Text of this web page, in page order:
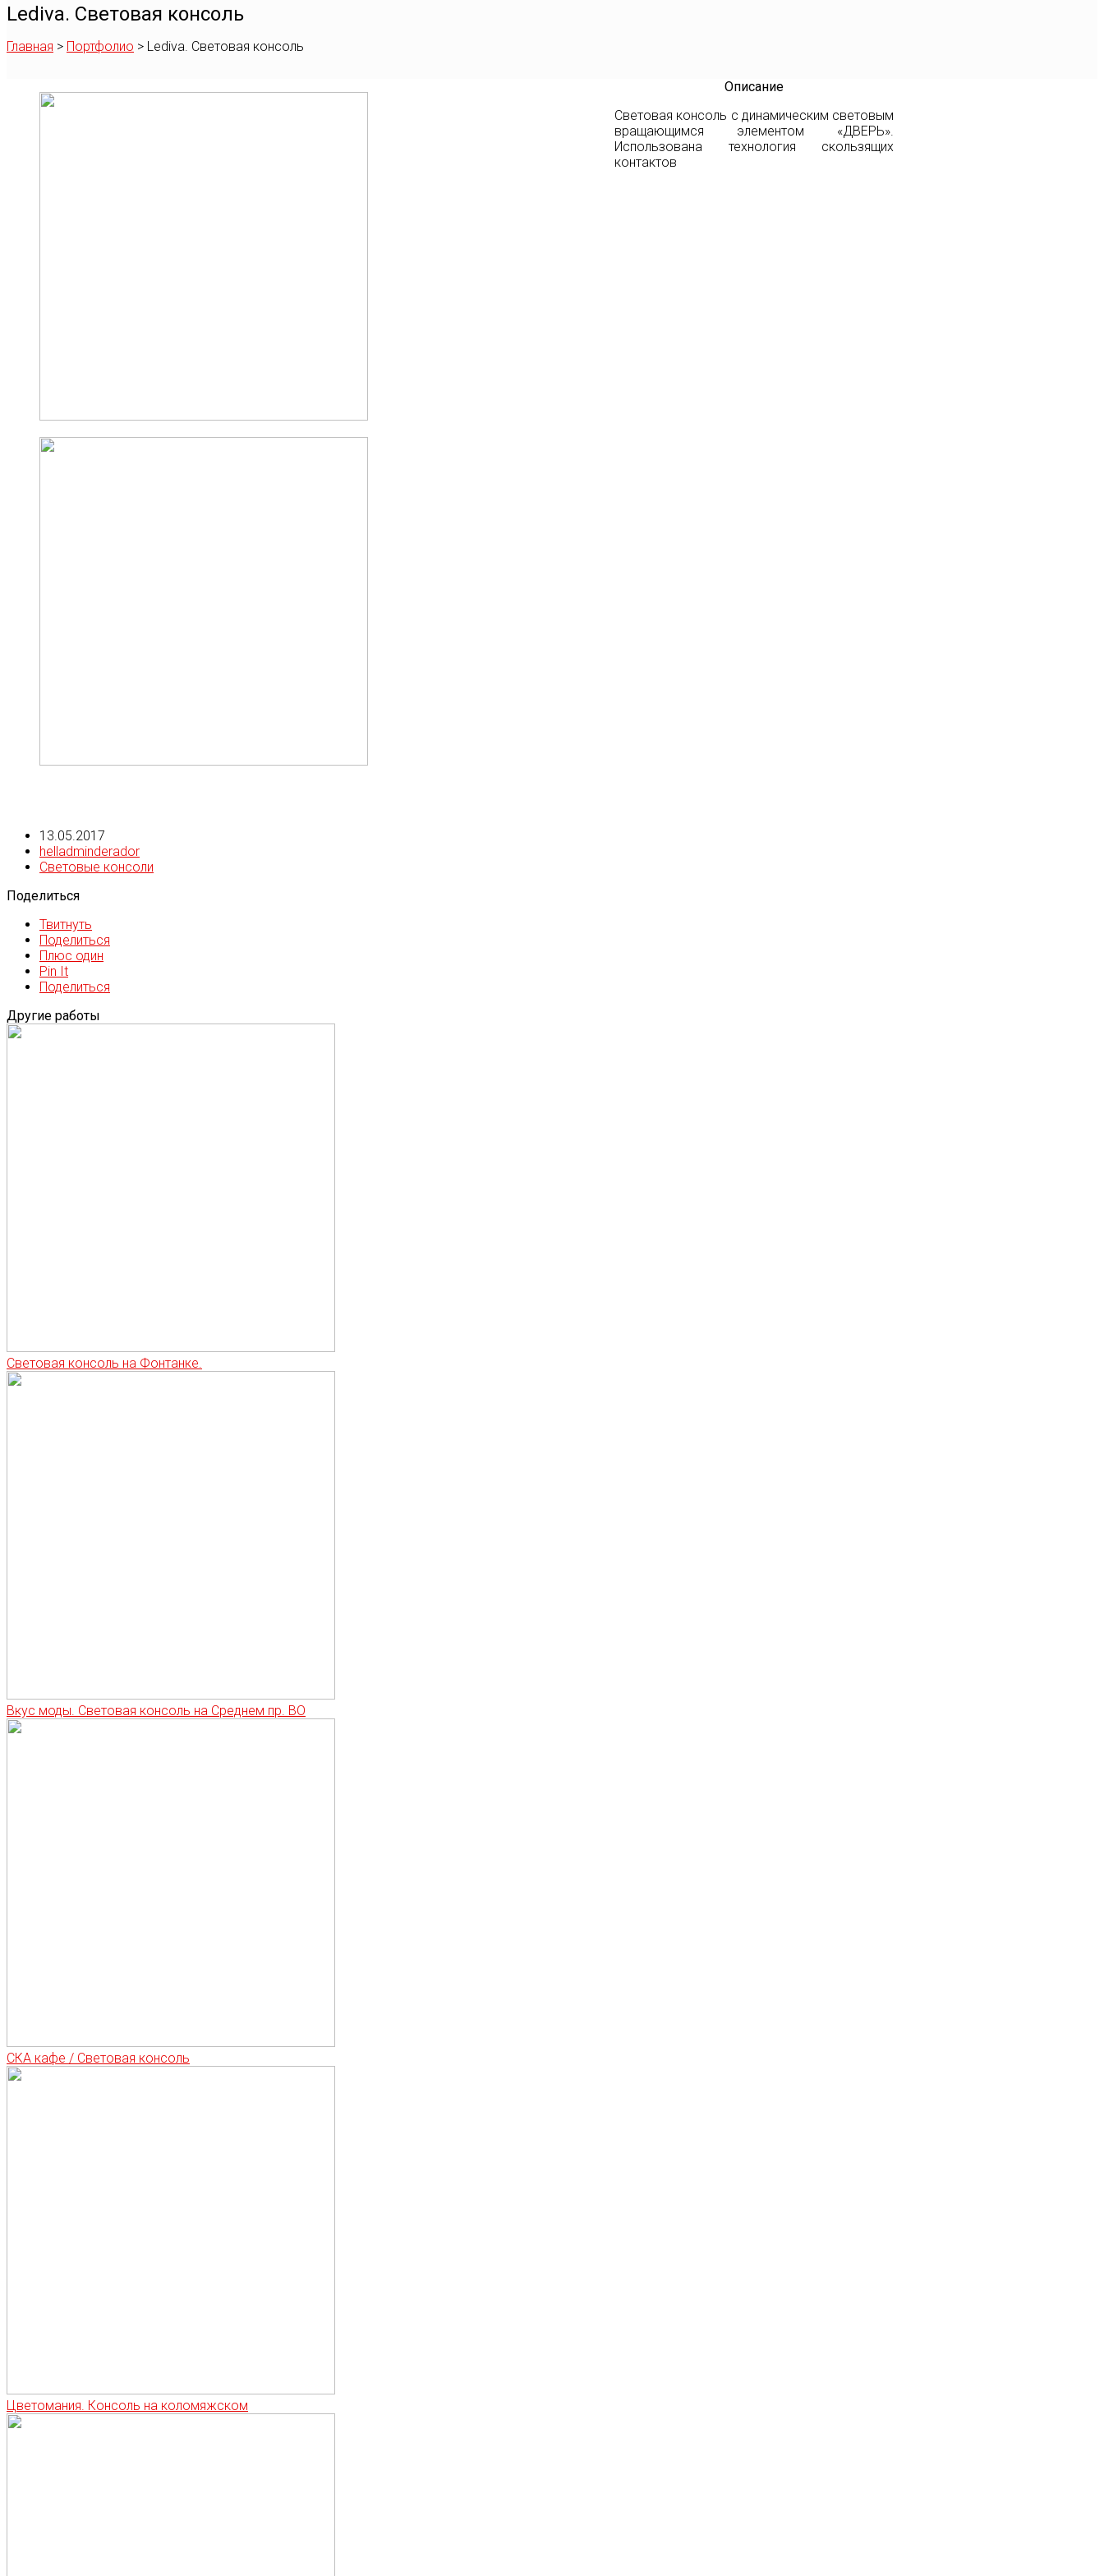
Lediva. Световая консоль
Главная > Портфолио > Lediva. Световая консоль
Описание
Световая консоль с динамическим световым
вращающимся элементом «ДВЕРЬ».
Использована технология скользящих
контактов
13.05.2017
helladminderador
Световые консоли
Поделиться
Твитнуть
Поделиться
Плюс один
Pin It
Поделиться
Другие работы
Световая консоль на Фонтанке.
Вкус моды. Световая консоль на Среднем пр. ВО
СКА кафе / Световая консоль
Цветомания. Консоль на коломяжском